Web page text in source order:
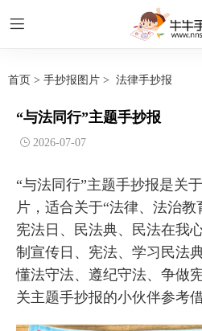
首页 > 手抄报图片 > 法律手抄报
“与法同行”主题手抄报
2026-07-07
“与法同行”主题手抄报是关
片，适合关于“法律、法治
宪法日、民法典、民法在我
制宣传日、宪法、学习民法
懂法守法、遵纪守法、争做
关主题手抄报的小伙伴参考借